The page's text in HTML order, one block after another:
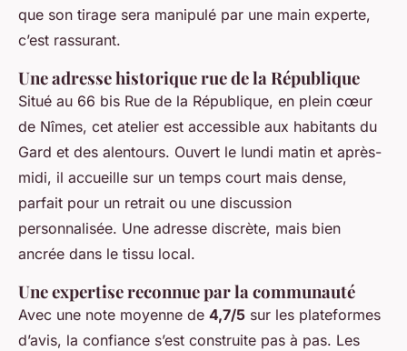
que son tirage sera manipulé par une main experte,
c’est rassurant.
Une adresse historique rue de la République
Situé au 66 bis Rue de la République, en plein cœur
de Nîmes, cet atelier est accessible aux habitants du
Gard et des alentours. Ouvert le lundi matin et après-
midi, il accueille sur un temps court mais dense,
parfait pour un retrait ou une discussion
personnalisée. Une adresse discrète, mais bien
ancrée dans le tissu local.
Une expertise reconnue par la communauté
Avec une note moyenne de 4,7/5 sur les plateformes
d’avis, la confiance s’est construite pas à pas. Les